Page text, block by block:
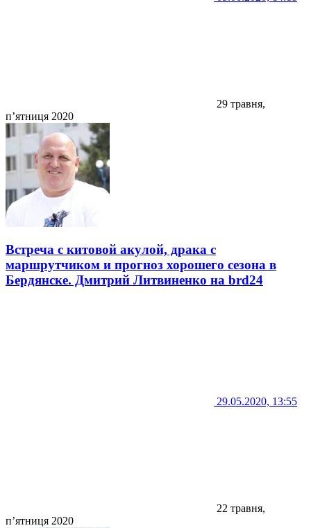
29 травня,
п’ятниця 2020
Встреча с китовой акулой, драка с
маршрутчиком и прогноз хорошего сезона в
Бердянске. Дмитрий Литвиненко на brd24
29.05.2020, 13:55
22 травня,
п’ятниця 2020